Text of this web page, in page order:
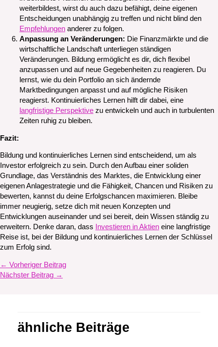
weiterbildest, wirst du auch dazu befähigt, deine eigenen
Entscheidungen unabhängig zu treffen und nicht blind den
Empfehlungen anderer zu folgen.
Anpassung an Veränderungen: Die Finanzmärkte und die
wirtschaftliche Landschaft unterliegen ständigen
Veränderungen. Bildung ermöglicht es dir, dich flexibel
anzupassen und auf neue Gegebenheiten zu reagieren. Du
lernst, wie du dein Portfolio an sich ändernde
Marktbedingungen anpasst und auf mögliche Risiken
reagierst. Kontinuierliches Lernen hilft dir dabei, eine
langfristige Perspektive zu entwickeln und auch in turbulenten
Zeiten ruhig zu bleiben.
Fazit:
Bildung und kontinuierliches Lernen sind entscheidend, um als
Investor erfolgreich zu sein. Durch den Aufbau einer soliden
Grundlage, das Verständnis des Marktes, die Entwicklung einer
eigenen Anlagestrategie und die Fähigkeit, Chancen und Risiken zu
bewerten, kannst du deine Erfolgschancen maximieren. Bleibe
immer neugierig, setze dich mit neuen Konzepten und
Entwicklungen auseinander und sei bereit, dein Wissen ständig zu
erweitern. Denke daran, dass
Investieren in Aktien eine langfristige
Reise ist, bei der Bildung und kontinuierliches Lernen der Schlüssel
zum Erfolg sind.
← Vorheriger Beitrag
Nächster Beitrag →
ähnliche Beiträge